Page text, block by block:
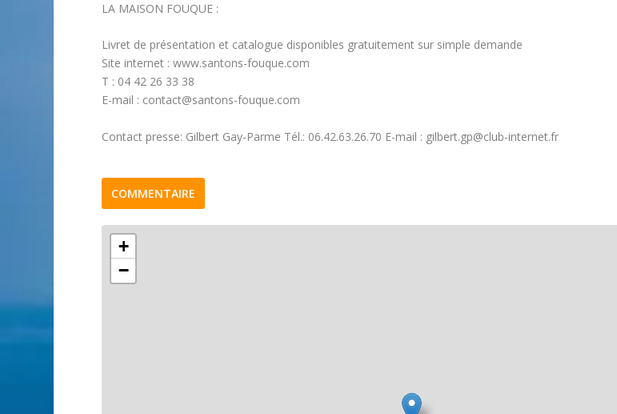
LA MAISON FOUQUE :
Livret de présentation et catalogue disponibles gratuitement sur simple demande
Site internet : www.santons-fouque.com
T : 04 42 26 33 38
E-mail : contact@santons-fouque.com
Contact presse: Gilbert Gay-Parme Tél.: 06.42.63.26.70 E-mail : gilbert.gp@club-internet.fr
COMMENTAIRE
+
−